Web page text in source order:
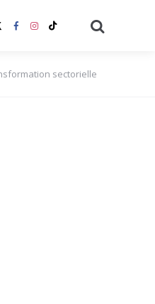
sectorielle